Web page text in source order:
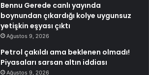
Bennu Gerede canlı yayında
boynundan çıkardığı kolye uygunsuz
yetişkin eşyası çıktı
Ağustos 9, 2026
Petrol çakıldı ama beklenen olmadı!
Piyasaları sarsan altın iddiası
Ağustos 9, 2026